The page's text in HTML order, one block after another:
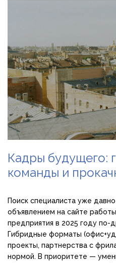
Кадры будущего:
команды и
Поиск специалиста уже
объявлением на сайте
предприятия в 2025 году по-
Гибридные форматы
проекты, партнерства с
нормой. В приоритете —